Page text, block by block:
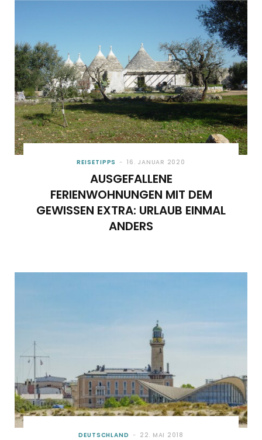
o
k
t
e
r
)
r
a
m
r
e
s
t
b
e
REISETIPPS 16. JANUAR 2020
AUSGEFALLENE
FERIENWOHNUNGEN MIT DEM
GEWISSEN EXTRA: URLAUB EINMAL
ANDERS
DEUTSCHLAND 22. MAI 2018